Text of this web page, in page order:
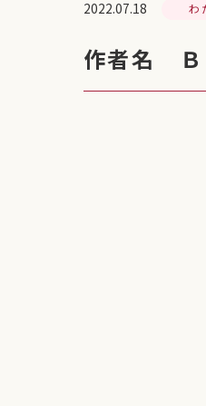
2022.07.18 わ
作者名 Ｂ